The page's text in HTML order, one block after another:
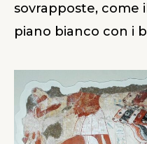
sovrapposte, come
piano bianco con i